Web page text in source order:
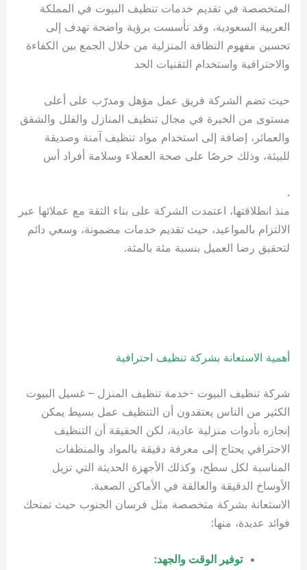
المتخصصة في تقديم خدمات تنظيف البيوت في المملكة
العربية السعودية، وقد تأسست برؤية واضحة تهدف إلى
تحسين مفهوم النظافة المنزلية من خلال الجمع بين الكفاءة
والاحترافية واستخدام التقنيات الحد
حيث تضم الشركة فريق عمل مؤهل ومدرّب على أعلى
مستوى من الخبرة في مجال تنظيف المنازل والفلل والشقق
والعمائر، إضافة إلى استخدام مواد تنظيف آمنة وصديقة
للبيئة، وذلك حرصًا على صحة العملاء وسلامة أفراد أس
.
منذ انطلاقتها، اعتمدت الشركة على بناء الثقة مع عملائها عبر
الالتزام بالمواعيد، حيث تقديم خدمات مضمونة، وسعي دائم
لتحقيق رضا العميل بنسبة مئة بالمئة.
أهمية الاستعانة بشركة تنظيف احترافية
شركة تنظيف البيوت -خدمة تنظيف المنزل – غسيل البيوت
الكثير من الناس يعتقدون أن التنظيف عمل بسيط يمكن
إنجازه بأدوات منزلية عادية، لكن الحقيقة أن التنظيف
الاحترافي يحتاج إلى معرفة دقيقة بالمواد والمنظفات
المناسبة لكل سطح، وكذلك الأجهزة الحديثة التي تزيل
الأوساخ الدقيقة والعالقة في الأماكن الصعبة.
الاستعانة بشركة متخصصة مثل فرسان الجنوب حيث تمنحك
فوائد عديدة، منها:
توفير الوقت والجهد: